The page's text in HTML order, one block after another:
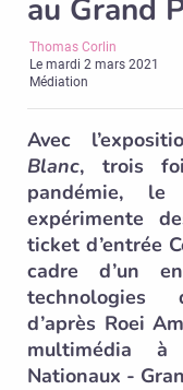
au Grand
Thomas Corlin
Lemardi 2 mars 2021
Médiation
Avec
Blanc, trois
pandémie, le
expérimente
ticket d’entrée
cadre d’un
technologies
d’après Roei
multimédia
Nationaux -